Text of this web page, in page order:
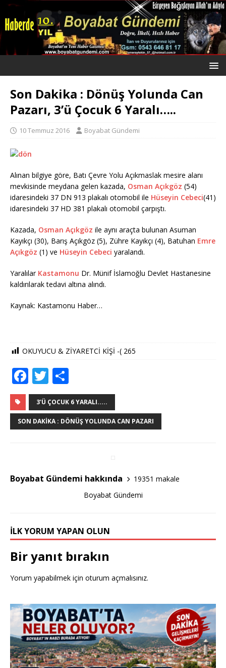
Son Dakika : Dönüş Yolunda Can
Pazarı, 3’ü Çocuk 6 Yaralı…..
10 Temmuz 2016 Boyabat Gündemi
Alınan bilgiye göre, Batı Çevre Yolu Açıkmaslak mesire alanı
mevkisinde meydana gelen kazada, Osman Açıkgöz (54)
idaresindeki 37 DN 913 plakalı otomobil ile Hüseyin Cebeci(41)
idaresindeki 37 HD 381 plakalı otomobil çarpıştı.
Kazada, Osman Açıkgöz ile aynı araçta bulunan Asuman
Kayıkçı (30), Barış Açıkgöz (5), Zühre Kayıkçı (4), Batuhan Emre
Açıkgöz (1) ve Hüseyin Cebeci yaralandı.
Yaralılar Kastamonu Dr. Münif İslamoğlu Devlet Hastanesine
kaldırılarak tedavi altına alındı.
Kaynak: Kastamonu Haber…
OKUYUCU & ZİYARETCİ KİŞİ -( 265
F
a
c
e
o
k
T
w
it
te
h
ar
e
3'Ü ÇOCUK 6 YARALI.....
SON DAKIKA : DÖNÜŞ YOLUNDA CAN PAZARI
Boyabat Gündemi hakkında
19351 makale
Boyabat Gündemi
İLK YORUM YAPAN OLUN
Bir yanıt bırakın
Yorum yapabilmek için oturum açmalısınız.